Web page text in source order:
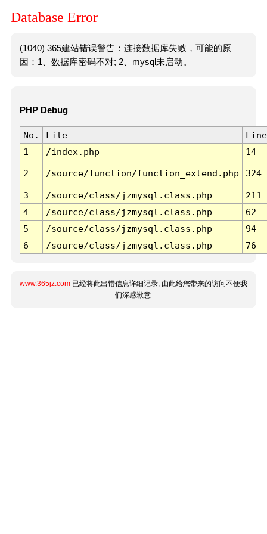
Database Error
(1040) 365建站错误警告：连接数据库失败，可能的原
因：1、数据库密码不对; 2、mysql未启动。
PHP Debug
No. File
Line
1
/index.php 14
2 /source/function/function_extend.php 324
3 /source/class/jzmysql.class.php
211
4
/source/class/jzmysql.class.php
62
5
/source/class/jzmysql.class.php
94
6
/source/class/jzmysql.class.php 76
www.365jz.com 已经将此出错信息详细记录, 由此给您带来的访问不便我
们深感歉意.